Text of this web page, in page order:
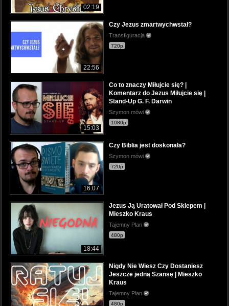
02:19
22:56
Czy Jezus zmartwychwstał?
Transfiguracja
720p
15:03
Co to znaczy Miłujcie się? |
Komentarz do Jezus Miłujcie się |
Stand-Up G. F. Darwin
Szymon mówi
1080p
16:07
Czy Biblia jest doskonała?
Szymon mówi
720p
18:44
Jezus Ją Uratował Pod Sklepem |
Mieszko Kraus
Tajemny Plan
480p
Nigdy Nie Wiesz Czy Dostaniesz
Jeszcze jedną Szansę | Mieszko
Kraus
Tajemny Plan
480p